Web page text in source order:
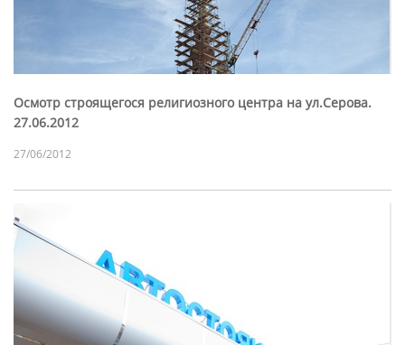
Осмотр строящегося религиозного центра на ул.Серова.
27.06.2012
27/06/2012